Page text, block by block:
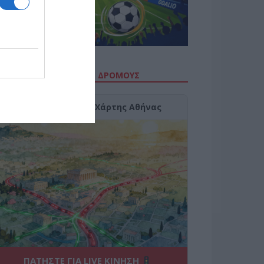
ΤΗΝ ΚΙΝΗΣΗ ΣΤΟΥΣ ΔΡΌΜΟΥΣ
Κίνηση Τώρα: Live Χάρτης Αθήνας
ΠΑΤΗΣΤΕ ΓΙΑ LIVE ΚΙΝΗΣΗ